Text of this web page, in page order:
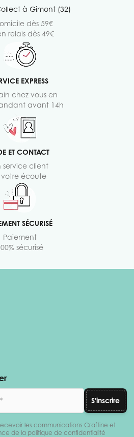
à Gimont (32)
dès 59€
relais dès 49€
EXPRESS
chez vous en
avant 14h
ET CONTACT
service client
écoute
SÉCURISÉ
Paiement
sécurisé
S'inscrire
les communications Craftine et
de la politique de confidentialité